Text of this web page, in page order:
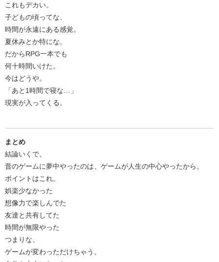
これもデカい。
子どもの頃ってな、
時間が永遠にある感覚。
夏休みとか特にな。
だからRPG一本でも
何十時間いけた。
今はどうや。
「あと1時間で寝な…」
現実が入ってくる。
まとめ
結論いくで。
昔のゲームに夢中やったのは、ゲームが人生の中心やったから。
ポイントはこれ。
娯楽少なかった
想像力で楽しんでた
友達と共有してた
時間が無限やった
つまりな、
ゲームが変わっただけちゃう。